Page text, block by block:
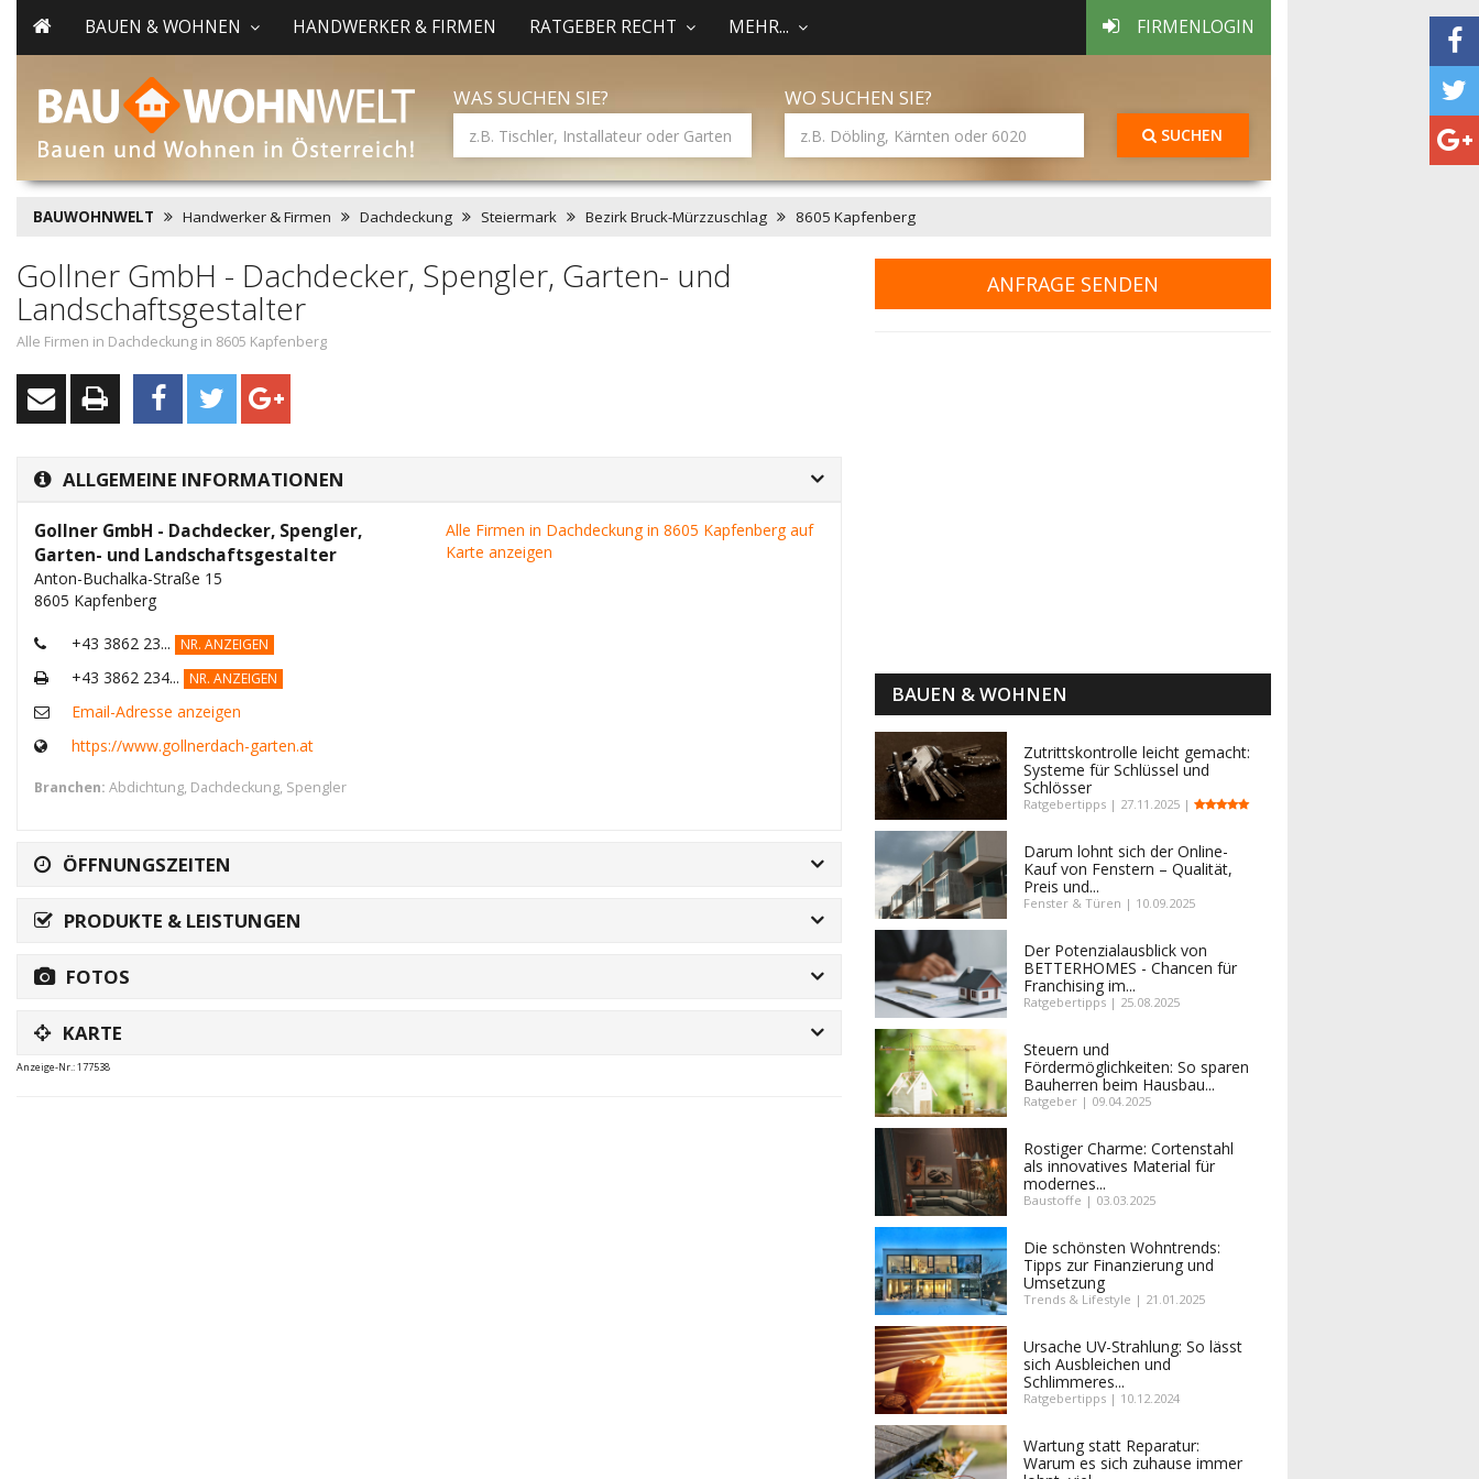
BAUEN & WOHNEN HANDWERKER & FIRMEN RATGEBER RECHT MEHR... FIRMENLOGIN
WAS SUCHEN SIE? WO SUCHEN SIE?
SUCHEN
BAUWOHNWELT Handwerker & Firmen Dachdeckung Steiermark Bezirk Bruck-Mürzzuschlag 8605 Kapfenberg
Gollner GmbH - Dachdecker, Spengler, Garten- und
Landschaftsgestalter
Alle Firmen in Dachdeckung in 8605 Kapfenberg
ALLGEMEINE INFORMATIONEN
Alle Firmen in Dachdeckung in 8605 Kapfenberg auf
Karte anzeigen
Gollner GmbH - Dachdecker, Spengler,
Garten- und Landschaftsgestalter
Anton-Buchalka-Straße 15
8605 Kapfenberg
+43 3862 23... NR. ANZEIGEN
+43 3862 234... NR. ANZEIGEN
Email-Adresse anzeigen
https://www.gollnerdach-garten.at
Branchen: Abdichtung, Dachdeckung, Spengler
ÖFFNUNGSZEITEN
PRODUKTE & LEISTUNGEN
FOTOS
KARTE
Anzeige-Nr.: 177538
ANFRAGE SENDEN
BAUEN & WOHNEN
Zutrittskontrolle leicht gemacht:
Systeme für Schlüssel und
Schlösser
Ratgebertipps | 27.11.2025 |
Darum lohnt sich der Online-
Kauf von Fenstern – Qualität,
Preis und...
Fenster & Türen | 10.09.2025
Der Potenzialausblick von
BETTERHOMES - Chancen für
Franchising im...
Ratgebertipps | 25.08.2025
Steuern und
Fördermöglichkeiten: So sparen
Bauherren beim Hausbau...
Ratgeber | 09.04.2025
Rostiger Charme: Cortenstahl
als innovatives Material für
modernes...
Baustoffe | 03.03.2025
Die schönsten Wohntrends:
Tipps zur Finanzierung und
Umsetzung
Trends & Lifestyle | 21.01.2025
Ursache UV-Strahlung: So lässt
sich Ausbleichen und
Schlimmeres...
Ratgebertipps | 10.12.2024
Wartung statt Reparatur:
Warum es sich zuhause immer